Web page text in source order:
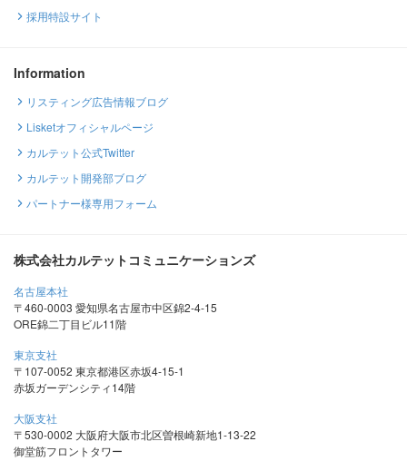
採用特設サイト
Information
リスティング広告情報ブログ
Lisketオフィシャルページ
カルテット公式Twitter
カルテット開発部ブログ
パートナー様専用フォーム
株式会社カルテットコミュニケーションズ
名古屋本社
〒460-0003 愛知県名古屋市中区錦2-4-15
ORE錦二丁目ビル11階
東京支社
〒107-0052 東京都港区赤坂4-15-1
赤坂ガーデンシティ14階
大阪支社
〒530-0002 大阪府大阪市北区曽根崎新地1-13-22
御堂筋フロントタワー